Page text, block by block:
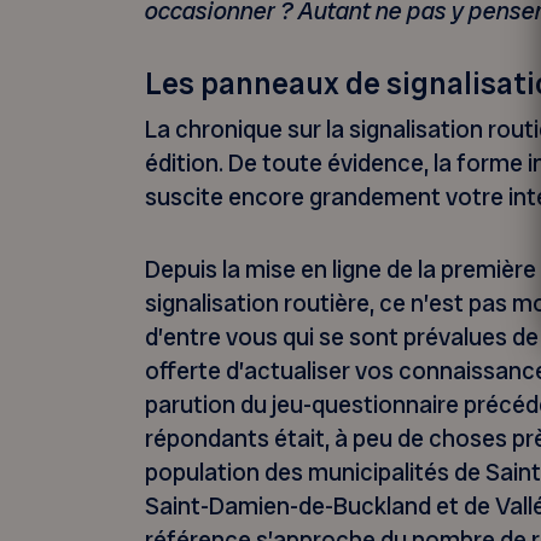
occasionner ? Autant ne pas y
Les panneaux de
La chronique sur la signalisation
édition. De toute évidence, la forme
suscite encore grandement votre
Depuis la mise en ligne de la
signalisation routière, ce n’est pas
d’entre vous qui se sont prévalues
offerte d’actualiser vos
parution du jeu-questionnaire
répondants était, à peu de choses
population des municipalités de
Saint-Damien-de-Buckland et de